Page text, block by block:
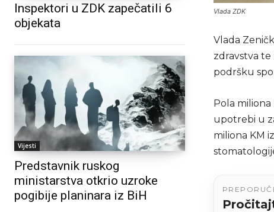
Inspektori u ZDK zapečatili 6
objekata
Vijesti
Predstavnik ruskog
ministarstva otkrio uzroke
pogibije planinara iz BiH
Vlada ZDK
Vlada
zdravstva te
podršku
Pola miliona
upotrebi u
miliona KM